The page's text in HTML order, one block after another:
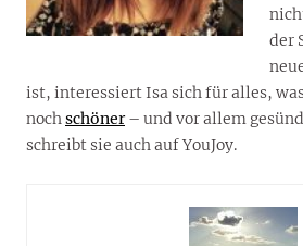
der
ist, interessiert Isa sich für alles,
nochschöner– und vor allem
schreibt sie auch auf YouJoy.